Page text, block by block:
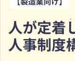
食品・製造・
料です。既存事
継問題の解決な
し、企業価値向